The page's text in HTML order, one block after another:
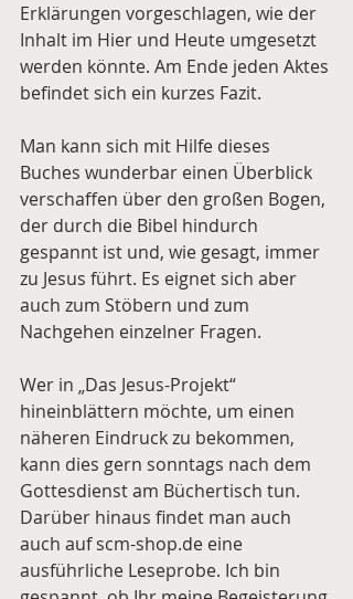
Erklärungen vorgeschlagen, wie der
Inhalt im Hier und Heute umgesetzt
werden könnte. Am Ende jeden Aktes
befindet sich ein kurzes Fazit.
Man kann sich mit Hilfe dieses
Buches wunderbar einen Überblick
verschaffen über den großen Bogen,
der durch die Bibel hindurch
gespannt ist und, wie gesagt, immer
zu Jesus führt. Es eignet sich aber
auch zum Stöbern und zum
Nachgehen einzelner Fragen.
Wer in „Das Jesus-Projekt“
hineinblättern möchte, um einen
näheren Eindruck zu bekommen,
kann dies gern sonntags nach dem
Gottesdienst am Büchertisch tun.
Darüber hinaus findet man auch
auch auf scm-shop.de eine
ausführliche Leseprobe. Ich bin